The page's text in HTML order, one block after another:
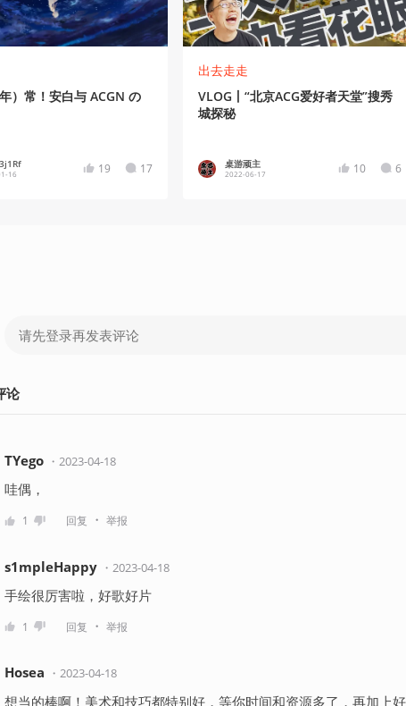
）常！安白与 ACGN の
16 19 17
出去走走
VLOG丨“北京ACG爱好者天堂”搜秀
城探秘
桌游顽主
2022-06-17 10 6
论
TYego ・ 2023-04-18
哇偶，
1 回复 ・ 举报
s1mpleHappy ・ 2023-04-18
手绘很厉害啦，好歌好片
1 回复 ・ 举报
Hosea ・ 2023-04-18
想当的棒啊！美术和技巧都特别好，等你时间和资源多了，再加上